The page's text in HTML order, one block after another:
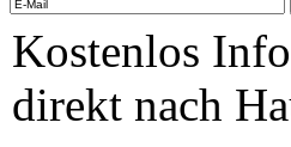
Kostenlos
direkt nach